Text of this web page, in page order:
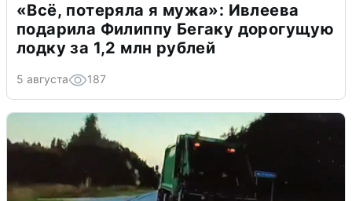
«Всё, потеряла я мужа»: Ивлеева
подарила Филиппу Бегаку дорогущую
лодку за 1,2 млн рублей
5 августа 187